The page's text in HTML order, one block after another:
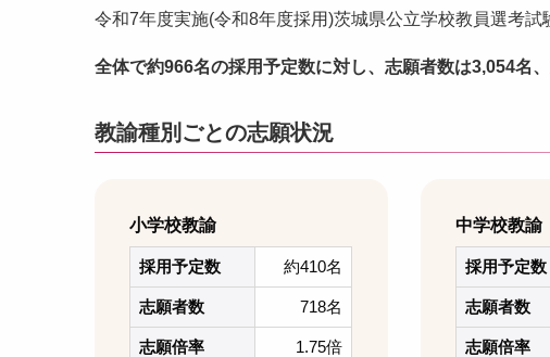
令和7年度実施(令和8年度採用)茨城県公立学校教員選考試
全体で約966名の採用予定数に対し、志願者数は3,054名
教諭種別ごとの志願状況
小学校教諭
採用予定数 約410名
志願者数 718名
志願倍率 1.75倍
中学校教諭
採用予定数
志願者数
志願倍率